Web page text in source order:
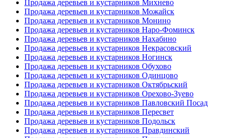
Продажа деревьев и кустарников Михнево
Продажа деревьев и кустарников Можайск
Продажа деревьев и кустарников Монино
Продажа деревьев и кустарников Наро-Фоминск
Продажа деревьев и кустарников Нахабино
Продажа деревьев и кустарников Некрасовский
Продажа деревьев и кустарников Ногинск
Продажа деревьев и кустарников Обухово
Продажа деревьев и кустарников Одинцово
Продажа деревьев и кустарников Октябрьский
Продажа деревьев и кустарников Орехово-Зуево
Продажа деревьев и кустарников Павловский Посад
Продажа деревьев и кустарников Пересвет
Продажа деревьев и кустарников Подольск
Продажа деревьев и кустарников Правдинский